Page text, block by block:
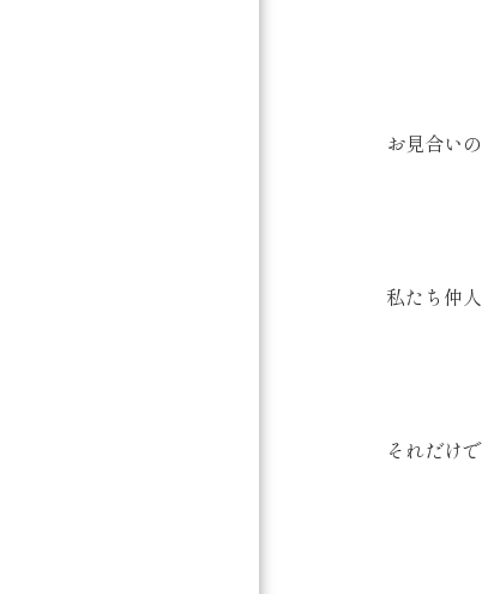
お見合い
私たち仲
それだけ